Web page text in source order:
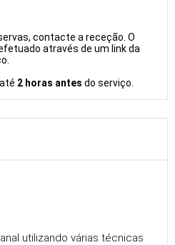
contacte a receção. O
através de um link da
2 horas antes do serviço.
utilizando várias técnicas